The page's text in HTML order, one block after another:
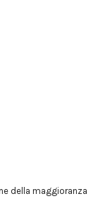
della maggioranza